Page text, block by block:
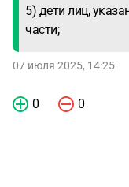
5) дети лиц,
части;
07 июля 2025, 14:25
0 0